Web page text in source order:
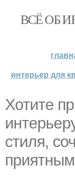
ВСЁ ОБ
интерьер для
Хотите
стиля,